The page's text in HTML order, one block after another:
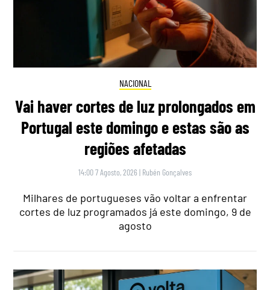
NACIONAL
Vai haver cortes de luz prolongados em
Portugal este domingo e estas são as
regiões afetadas
14:00 7 Agosto, 2026 | Rubén Gonçalves
Milhares de portugueses vão voltar a enfrentar
cortes de luz programados já este domingo, 9 de
agosto